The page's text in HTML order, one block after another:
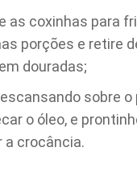
as coxinhas para
porções e retire
douradas;
sobre o
o óleo, e
a crocância.